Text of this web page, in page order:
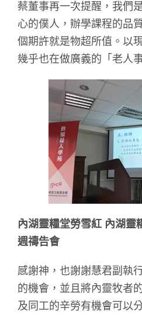
蔡董事再一次提醒，我們
心的僕人，辦學課程的品
個期許就是物超所值。以
幾乎也在做廣義的「老人
內湖靈糧堂勞雪紅 內湖靈
週禱告會
感謝神，也謝謝慧君副執
的機會，並且將內靈牧者
及同工的辛勞有機會可以